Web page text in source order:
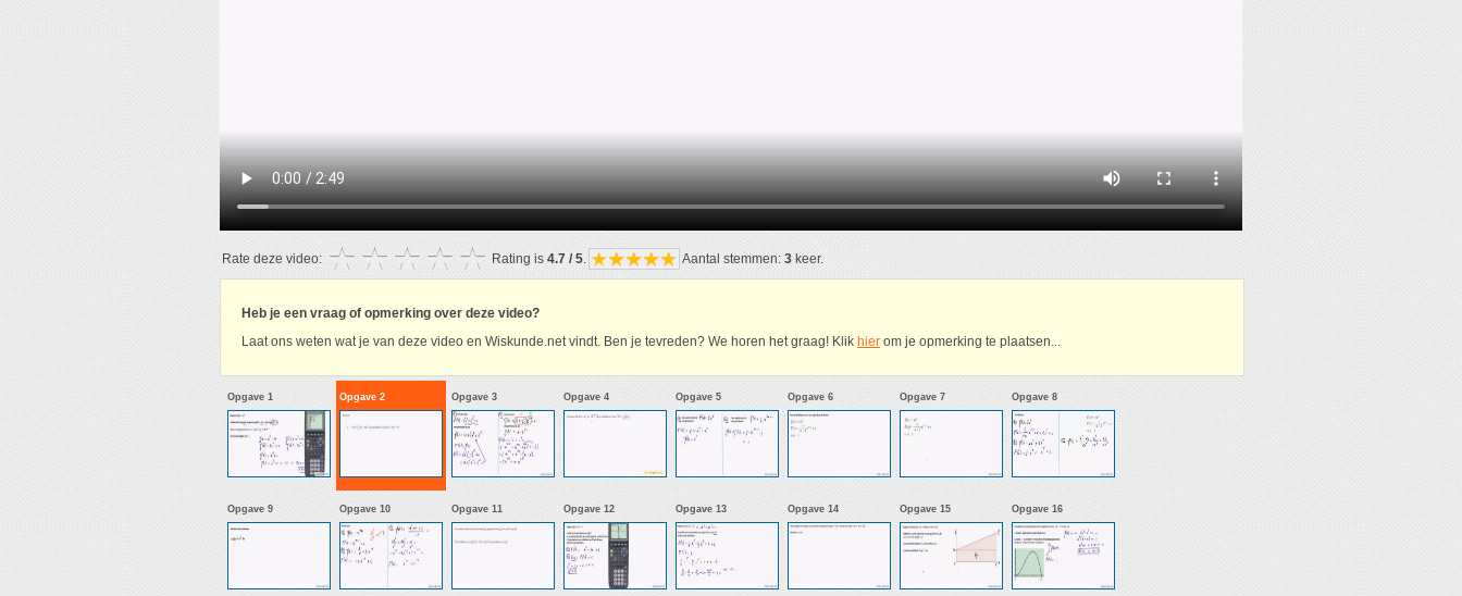
Rate deze video: Rating is 4.7 / 5 Aantal stemmen: 3 keer.
Heb je een vraag of opmerking over deze video?
Laat ons weten wat je van deze video en Wiskunde.net vindt. Ben je tevreden? We horen het graag! Klik hier om je opmerking te plaatsen...
Opgave 1 Opgave 2 Opgave 3 Opgave 4 Opgave 5 Opgave 6 Opgave 7 Opgave 8
Opgave 9 Opgave 10 Opgave 11 Opgave 12 Opgave 13 Opgave 14 Opgave 15 Opgave 16